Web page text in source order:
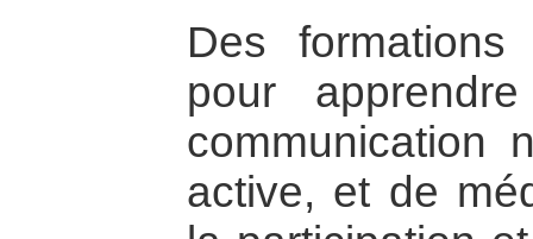
Des
pour
communication
active, et de